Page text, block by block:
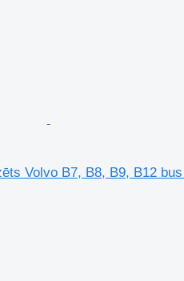
Volvo B7, B8, B9, B12